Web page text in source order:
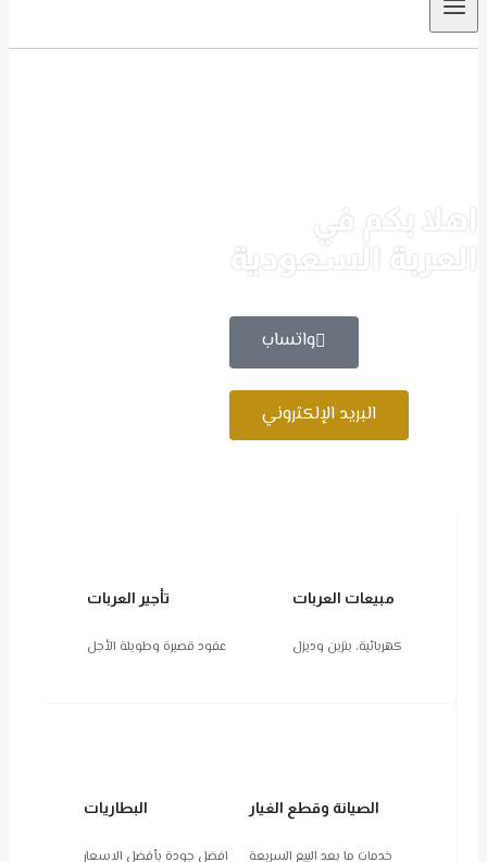
اهلا بكم في
العربة السعودية
واتساب
البريد الإلكتروني
مبيعات العربات
كهربائية، بنزين وديزل
تأجير العربات
عقود قصيرة وطويلة الأجل
الصيانة وقطع الغيار
خدمات ما بعد البيع السريعة
البطاريات
افضل جودة بأفضل الاسعار